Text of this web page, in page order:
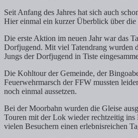
Seit Anfang des Jahres hat sich auch
Hier einmal ein kurzer Überblick über die
Die erste Aktion im neuen Jahr war das
Dorfjugend. Mit viel Tatendrang wurden
Jungs der Dorfjugend in Tiste
Die Kohltour der Gemeinde, der
Feuerwehrmarsch der FFW mussten
noch einmal aussetzen.
Bei der Moorbahn wurden die Gleise
Touren mit der Lok wieder rechtzeitig ins
vielen Besuchern einen erlebnisreichen